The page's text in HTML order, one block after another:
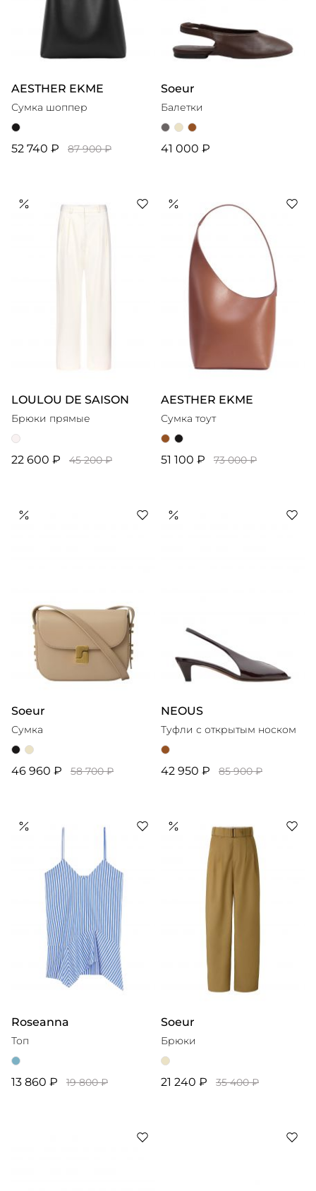
AESTHER EKME
Сумка шоппер
52 740 ₽ 87 900 ₽
Soeur
Балетки
41 000 ₽
LOULOU DE SAISON
Брюки прямые
22 600 ₽ 45 200 ₽
AESTHER EKME
Сумка тоут
51 100 ₽ 73 000 ₽
Soeur
Сумка
46 960 ₽ 58 700 ₽
NEOUS
Туфли с открытым носком
42 950 ₽ 85 900 ₽
Roseanna
Топ
13 860 ₽ 19 800 ₽
Soeur
Брюки
21 240 ₽ 35 400 ₽